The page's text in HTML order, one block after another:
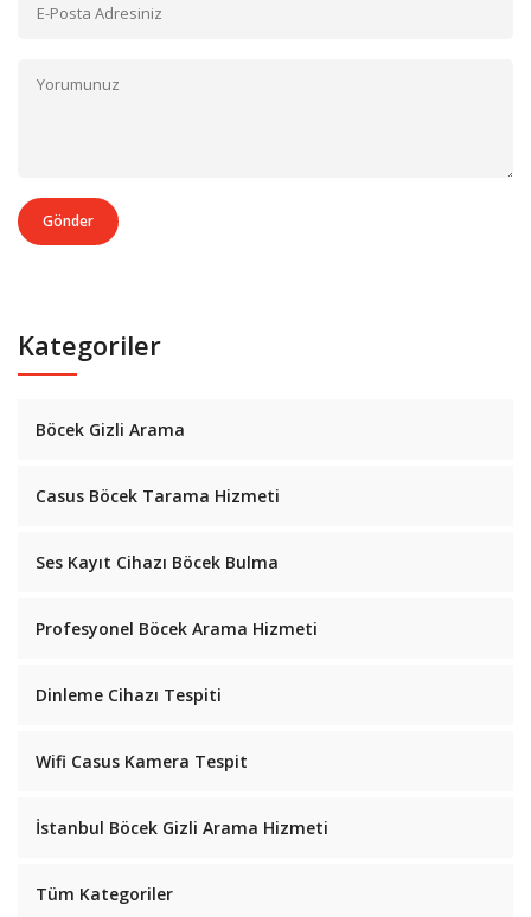
Gönder
Kategoriler
Böcek Gizli Arama
Casus Böcek Tarama Hizmeti
Ses Kayıt Cihazı Böcek Bulma
Profesyonel Böcek Arama Hizmeti
Dinleme Cihazı Tespiti
Wifi Casus Kamera Tespit
İstanbul Böcek Gizli Arama Hizmeti
Tüm Kategoriler